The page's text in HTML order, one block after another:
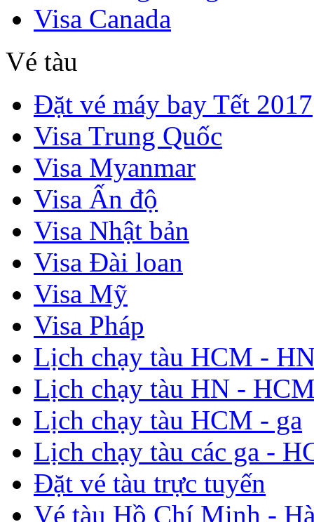
Visa Canada
Vé tàu
Đặt vé máy bay Tết 2017
Visa Trung Quốc
Visa Myanmar
Visa Ấn độ
Visa Nhật bản
Visa Đài loan
Visa Mỹ
Visa Pháp
Lịch chạy tàu HCM -
Lịch chạy tàu HN -
Lịch chạy tàu HCM - ga
Lịch chạy tàu các ga -
Đặt vé tàu trực tuyến
Vé tàu Hồ Chí Minh -